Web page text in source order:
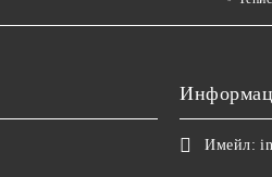
Имейл: